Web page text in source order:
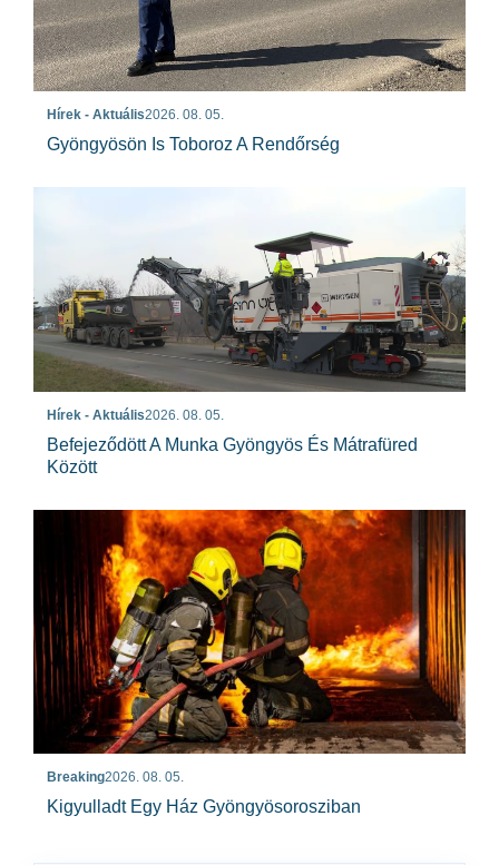
Hírek - Aktuális2026. 08. 05.
Gyöngyösön Is Toboroz A Rendőrség
Hírek - Aktuális2026. 08. 05.
Befejeződött A Munka Gyöngyös És Mátrafüred
Között
Breaking2026. 08. 05.
Kigyulladt Egy Ház Gyöngyösorosziban